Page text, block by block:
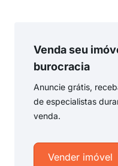
Venda seu
burocracia
Anuncie grátis,
de especialistas
venda.
Vender imóvel